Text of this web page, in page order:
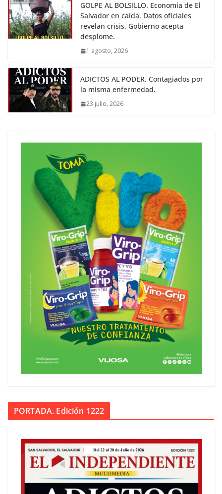
GOLPE AL BOLSILLO. Economía de El
Salvador en caída. Datos oficiales
revelan crisis. Gobierno acepta
desplome.
1 agosto, 2026
ADICTOS AL PODER. Contagiados por
la misma enfermedad.
23 julio, 2026
PORTADA. Edición 1222